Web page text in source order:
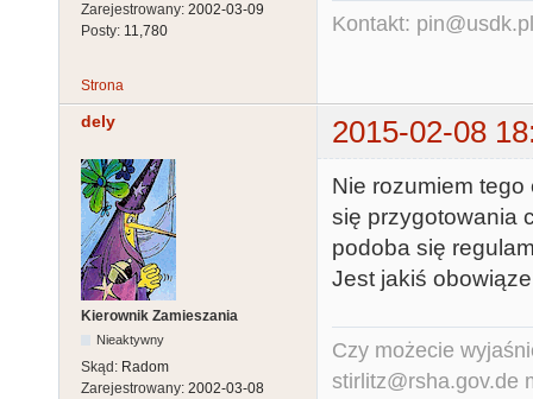
Zarejestrowany: 2002-03-09
Posty: 11,780 Kontakt: pin@usdk.pl
Strona
dely 2015-02-08
Kierownik Zamieszania
Nieaktywny
Skąd: Radom
Zarejestrowany: 2002-03-08
Nie rozumiem tego
się przygotowania
podoba się
Jest jakiś
Czy możecie
stirlitz@rsha.gov.de